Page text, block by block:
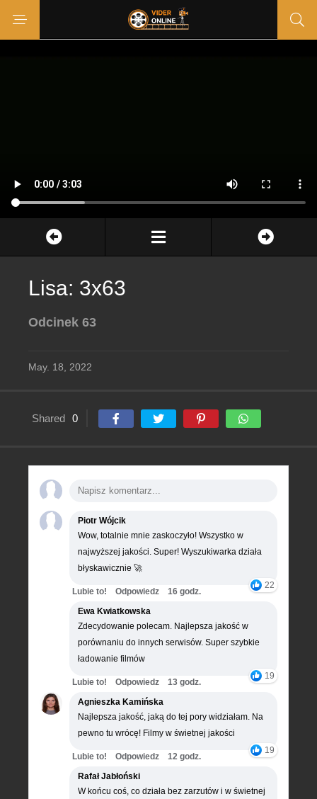
Lisa: 3x63
Odcinek 63
May. 18, 2022
Shared 0
Piotr Wójcik
Wow, totalnie mnie zaskoczyło! Wszystko w
najwyższej jakości. Super! Wyszukiwarka działa
błyskawicznie 🚀
22
Lubie to! Odpowiedz
16 godz.
Ewa Kwiatkowska
Zdecydowanie polecam. Najlepsza jakość w
porównaniu do innych serwisów. Super szybkie
ładowanie filmów
19
Lubie to! Odpowiedz
13 godz.
Agnieszka Kamińska
Najlepsza jakość, jaką do tej pory widziałam. Na
pewno tu wrócę! Filmy w świetnej jakości
19
Lubie to! Odpowiedz
12 godz.
Rafał Jabłoński
W końcu coś, co działa bez zarzutów i w świetnej